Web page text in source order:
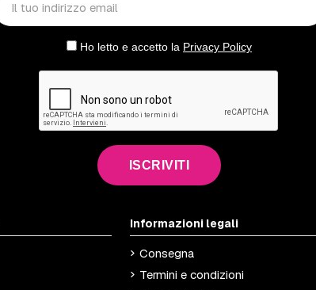
Ho letto e accetto la Privacy Policy
ISCRIVITI
Informazioni legali
Consegna
Termini e condizioni